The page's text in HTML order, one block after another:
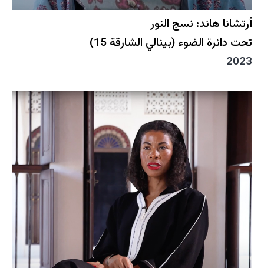
أرتشانا هاند: نسج النور
تحت دائرة الضوء (بينالي الشارقة 15)
2023